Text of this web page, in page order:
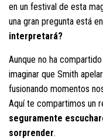
en un festival de esta
una gran pregunta está
interpretará?
Aunque no ha
imaginar que Smith
fusionando momentos
Aquí te compartimos un
seguramente
sorprender.